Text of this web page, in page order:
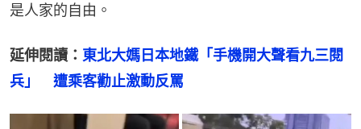
是人家的自由。
延伸閱讀： 東北大媽日本地鐵「手機開大聲看九三閱
兵」　遭乘客勸止激動反罵